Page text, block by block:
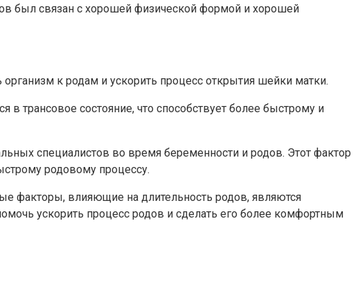
был связан с хорошей физической формой и хорошей
к родам и ускорить процесс открытия шейки матки.
состояние, что способствует более быстрому и
специалистов во время беременности и родов. Этот фактор
родовому процессу.
факторы, влияющие на длительность родов, являются
ускорить процесс родов и сделать его более комфортным